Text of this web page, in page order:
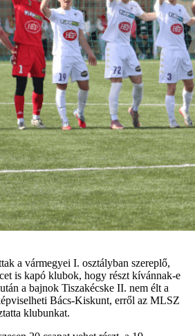
a vármegyei I. osztályban szereplő,
is kapó klubok, hogy részt kívánnak-e
a bajnok Tiszakécske II. nem élt a
Bács-Kiskunt, erről az MLSZ
klubunkat.